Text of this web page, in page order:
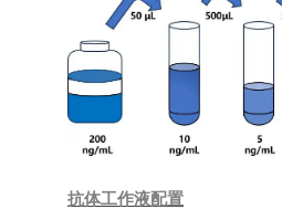
抗体工作液配置